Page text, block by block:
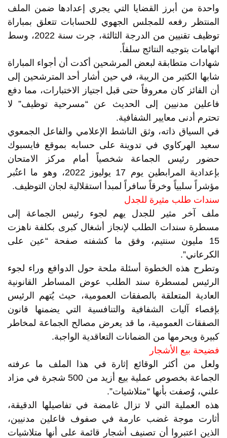
واحدة من أبرز القضايا التي يجري إعدادها ضمن الملف
المنتظر رفعه للمجلس الجهوي للحسابات تتعلق بمباراة
توظيف تقنيين من الدرجة الثالثة، جرت سنة 2022، وسط
اتهامات بتوجيه النتائج سلفاً.
شهادات متطابقة لبعض المرشحين أكدت أن أجواء المباراة
شابها الكثير من الريبة، في حين أشار أحد المترشحين إلى
أن الفائز كان معروفاً حتى قبل اجتياز الاختبارات، مما دفع
فاعلين مدنيين إلى الحديث عن “مسرحية توظيف” لا
تحترم أدنى معايير الشفافية.
في السياق ذاته، وثق الناشط الإعلامي والفاعل الجمعوي
سعيد الهركاوي في تدوينة على حسابه بموقع فايسبوك
حضور رئيس الجماعة شخصياً أمام مركز الامتحان
بإعدادية المرابطين يوم 17 يوليوز 2022، وهو ما اعتُبر
مؤشراً سلبياً وخرقاً سافراً لمبدأ استقلالية لجان التوظيف.
سندات طلب مثيرة للجدل
ملف آخر مثير للجدل يهم لجوء رئيس الجماعة إلى
مسطرة سندات الطلب لإنجاز أشغال كبرى بكلفة ناهزت
15 مليون سنتيم، وفق ما كشفته صفحة “عين على
الكرعاني”.
وتطرح هذه الخطوة أسئلة ملحة حول الدوافع وراء لجوء
الرئيس لمسطرة سند الطلب عوض المساطر القانونية
العادية المتعلقة بالصفقات العمومية، حيث يُتهم الرئيس
بإقصاء آليات الشفافية والتنافسية التي يضمنها قانون
الصفقات العمومية، ما قد يعرض مصالح الجماعة لمخاطر
كبيرة ويحرمها من الضمانات التعاقدية الواجبة.
فضيحة بيع الأشجار
ولعل من أكثر الوقائع إثارة في هذا الملف ما عرفته
الجماعة بخصوص عملية بيع أزيد من 500 شجرة في مزاد
علني، وُصفت بأنها “متلاشيات”.
هذه العملية التي لا تزال غامضة في تفاصيلها الدقيقة،
أثارت موجة غضب عارمة في صفوف فاعلين مدنيين،
الذين اعتبروا أن تصنيف أشجار قائمة على أنها متلاشيات